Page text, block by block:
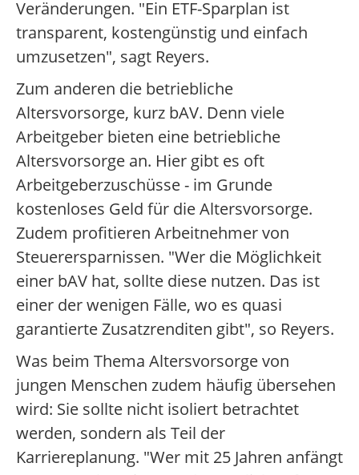
Veränderungen. "Ein ETF-Sparplan ist
transparent, kostengünstig und einfach
umzusetzen", sagt Reyers.
Zum anderen die betriebliche
Altersvorsorge, kurz bAV. Denn viele
Arbeitgeber bieten eine betriebliche
Altersvorsorge an. Hier gibt es oft
Arbeitgeberzuschüsse - im Grunde
kostenloses Geld für die Altersvorsorge.
Zudem profitieren Arbeitnehmer von
Steuerersparnissen. "Wer die Möglichkeit
einer bAV hat, sollte diese nutzen. Das ist
einer der wenigen Fälle, wo es quasi
garantierte Zusatzrenditen gibt", so Reyers.
Was beim Thema Altersvorsorge von
jungen Menschen zudem häufig übersehen
wird: Sie sollte nicht isoliert betrachtet
werden, sondern als Teil der
Karriereplanung. "Wer mit 25 Jahren anfängt